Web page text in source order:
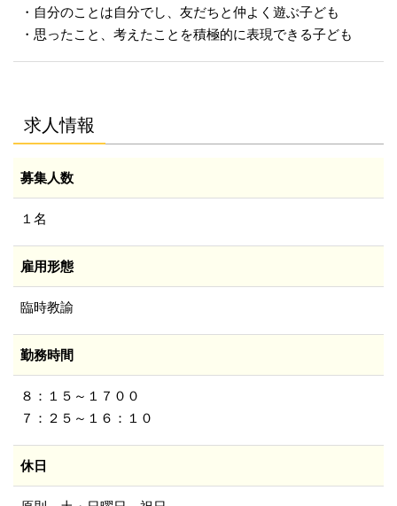
・自分のことは自分でし、友だちと仲よく遊ぶ子ども
・思ったこと、考えたことを積極的に表現できる子ども
求人情報
募集人数
１名
雇用形態
臨時教諭
勤務時間
８：１５～１７００
７：２５～１６：１０
休日